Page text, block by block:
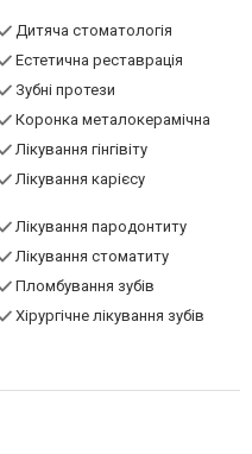
Дитяча стоматологія
Естетична реставрація
Зубні протези
Коронка металокерамічна
Лікування гінгівіту
Лікування карієсу
Лікування пародонтиту
Лікування стоматиту
Пломбування зубів
Хірургічне лікування зубів